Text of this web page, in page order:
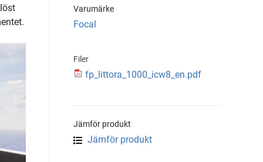
Varumärke
Focal
Filer
fp_littora_1000_icw8_en.pdf
Jämför produkt
Jämför produkt